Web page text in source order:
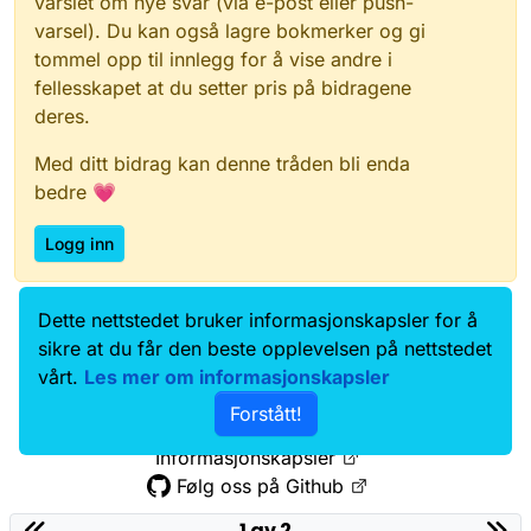
nye ting
varsel). Du kan også lagre bokmerker og gi
tommel opp til innlegg for å vise andre i
fellesskapet at du setter pris på bidragene
deres.
Med ditt bidrag kan denne tråden bli enda
bedre 💗
Logg inn
Data.norge.no
Kontakt oss
Samtykke og brukervilkår
Tilgjengelighetserklæring
Personvernerklæring
Informasjonskapsler
Følg oss på Github
Dette nettstedet bruker informasjonskapsler for å
sikre at du får den beste opplevelsen på nettstedet
vårt. Les mer om informasjonskapsler
Forstått!